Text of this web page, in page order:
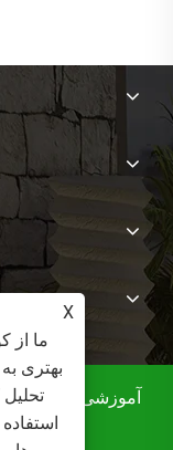
ویبولیتین کلیه حقوق محفوظ است.
X
ما از
بهتری